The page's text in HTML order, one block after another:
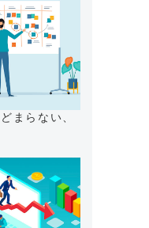
まらない、